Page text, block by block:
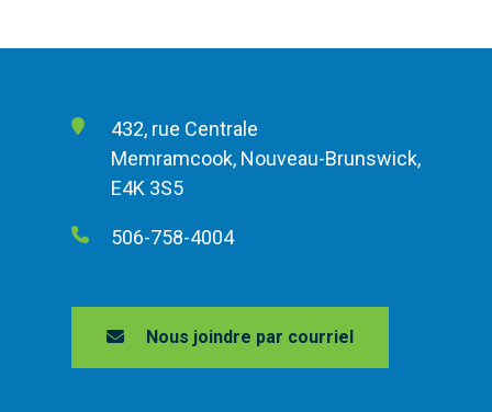
432, rue Centrale
Memramcook, Nouveau-Brunswick,
E4K 3S5
506-758-4004
Nous joindre par courriel